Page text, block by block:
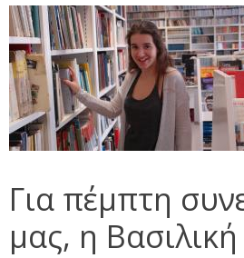
Για πέμπτη
μας, η